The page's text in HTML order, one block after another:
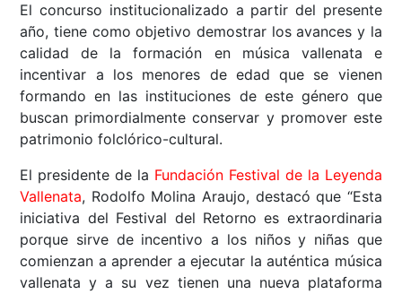
El concurso institucionalizado a partir del presente
año, tiene como objetivo demostrar los avances y la
calidad de la formación en música vallenata e
incentivar a los menores de edad que se vienen
formando en las instituciones de este género que
buscan primordialmente conservar y promover este
patrimonio folclórico-cultural.
El presidente de la Fundación Festival de la Leyenda
Vallenata, Rodolfo Molina Araujo, destacó que “Esta
iniciativa del Festival del Retorno es extraordinaria
porque sirve de incentivo a los niños y niñas que
comienzan a aprender a ejecutar la auténtica música
vallenata y a su vez tienen una nueva plataforma